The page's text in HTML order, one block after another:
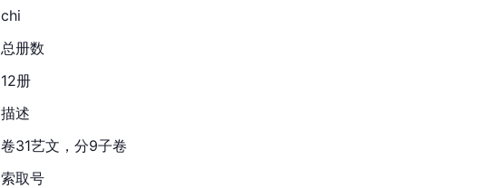
chi
总册数
12册
描述
卷31艺文，分9子卷
索取号